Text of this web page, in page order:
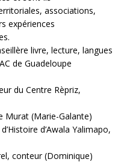
associations,
expériences
livre, lecture, langues
de Guadeloupe
du Centre Rèpriz,
Murat (Marie-Galante)
d’Awala Yalimapo,
conteur (Dominique)